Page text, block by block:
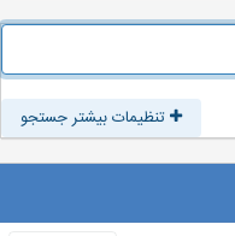
تنظیمات بیشتر جستجو